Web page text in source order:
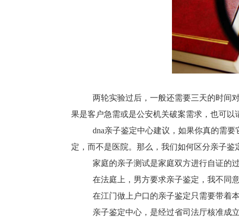
两轮实验过后，一般还需要三天的时间
果是客户急需或是公安机关破案需求，也可以
dna亲子鉴定中心建议，如果你真的需
定，而不是医院。那么，我们如何区分亲子鉴
家庭的亲子测试是家庭双方进行自证的
在法庭上，男方要求亲子鉴定，我不同
在江门做上户口的亲子鉴定只需要带着
亲子鉴定中心，是经过省司法厅核准成